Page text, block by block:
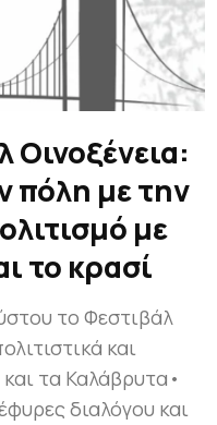
Οινοξένεια:
πόλη με την
με
το κρασί
το Φεστιβάλ
και
και τα Καλάβρυτα•
διαλόγου και